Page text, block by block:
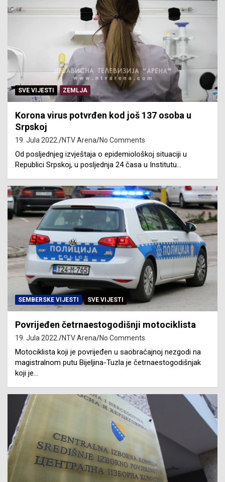
SVE VIJESTI ZEMLJA
Korona virus potvrđen kod još 137 osoba u
Srpskoj
19. Jula 2022. NTV Arena No Comments
Od posljednjeg izvještaja o epidemiološkoj situaciji u
Republici Srpskoj, u posljednja 24 časa u Institutu…
SEMBERSKE VIJESTI SVE VIJESTI
Povrijeđen četrnaestogodišnji motociklista
19. Jula 2022. NTV Arena No Comments
Motociklista koji je povrijeđen u saobraćajnoj nezgodi na
magistralnom putu Bijeljina-Tuzla je četrnaestogodišnjak
koji je…